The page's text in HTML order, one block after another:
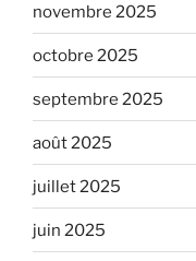
novembre 2025
octobre 2025
septembre 2025
août 2025
juillet 2025
juin 2025